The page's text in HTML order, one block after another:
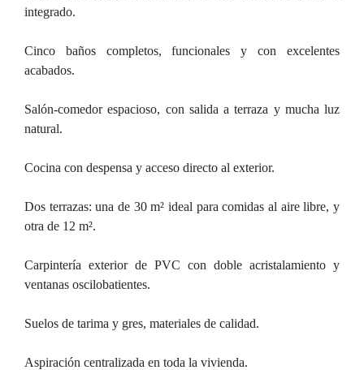
integrado.
Cinco baños completos, funcionales y con excelentes
acabados.
Salón-comedor espacioso, con salida a terraza y mucha luz
natural.
Cocina con despensa y acceso directo al exterior.
Dos terrazas: una de 30 m² ideal para comidas al aire libre, y
otra de 12 m².
Carpintería exterior de PVC con doble acristalamiento y
ventanas oscilobatientes.
Suelos de tarima y gres, materiales de calidad.
Aspiración centralizada en toda la vivienda.